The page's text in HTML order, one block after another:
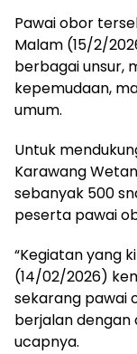
Pawai obor
Malam (15/2/
berbagai unsur,
kepemudaan,
umum.
Untuk
Karawang
sebanyak 500
peserta pawai
“Kegiatan yang
(14/02/2026)
sekarang pawai
berjalan dengan
ucapnya.